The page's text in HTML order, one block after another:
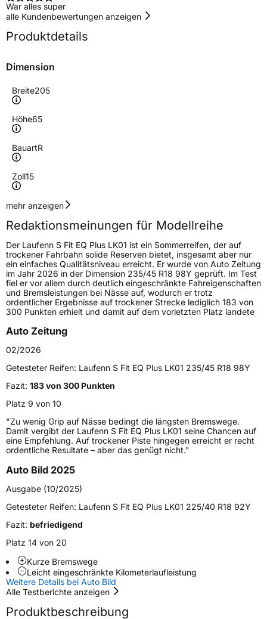
War alles super
alle Kundenbewertungen anzeigen
Produktdetails
Dimension
Breite205
Höhe65
BauartR
Zoll15
Geschwindigkeitsindex
Höchstgeschwindigkeit
210 km/h
Lastindex94
Höchstlast670 kg
Gewicht (in kg)8,78 kg
Fahrzeugtyp
VerwendungSommerreifen
ModellnameS Fit EQ Plus LK01
FahrzeugartPKW & SUV
Weitere Eigenschaften
Zustand Neureifen
EU Label
EffizienzC
NasshaftungB
mehr anzeigen
Redaktionsmeinungen für Modellreihe
Der Laufenn S Fit EQ Plus LK01 ist ein Sommerreifen, der auf
trockener Fahrbahn solide Reserven bietet, insgesamt aber nur
ein einfaches Qualitätsniveau erreicht. Er wurde von Auto Zeitung
im Jahr 2026 in der Dimension 235/45 R18 98Y geprüft. Im Test
fiel er vor allem durch deutlich eingeschränkte Fahreigenschaften
und Bremsleistungen bei Nässe auf, wodurch er trotz
ordentlicher Ergebnisse auf trockener Strecke lediglich 183 von
300 Punkten erhielt und damit auf dem vorletzten Platz landete
Auto Zeitung
02/2026
Getesteter Reifen: Laufenn S Fit EQ Plus LK01 235/45 R18 98Y
Fazit: 183 von 300 Punkten
Platz 9 von 10
"Zu wenig Grip auf Nässe bedingt die längsten Bremswege.
Damit vergibt der Laufenn S Fit EQ Plus LK01 seine Chancen auf
eine Empfehlung. Auf trockener Piste hingegen erreicht er recht
ordentliche Resultate – aber das genügt nicht."
Auto Bild 2025
Ausgabe (10/2025)
Getesteter Reifen: Laufenn S Fit EQ Plus LK01 225/40 R18 92Y
Fazit: befriedigend
Platz 14 von 20
Kurze Bremswege
Leicht eingeschränkte Kilometerlaufleistung
Weitere Details bei Auto Bild
Alle Testberichte anzeigen
Produktbeschreibung